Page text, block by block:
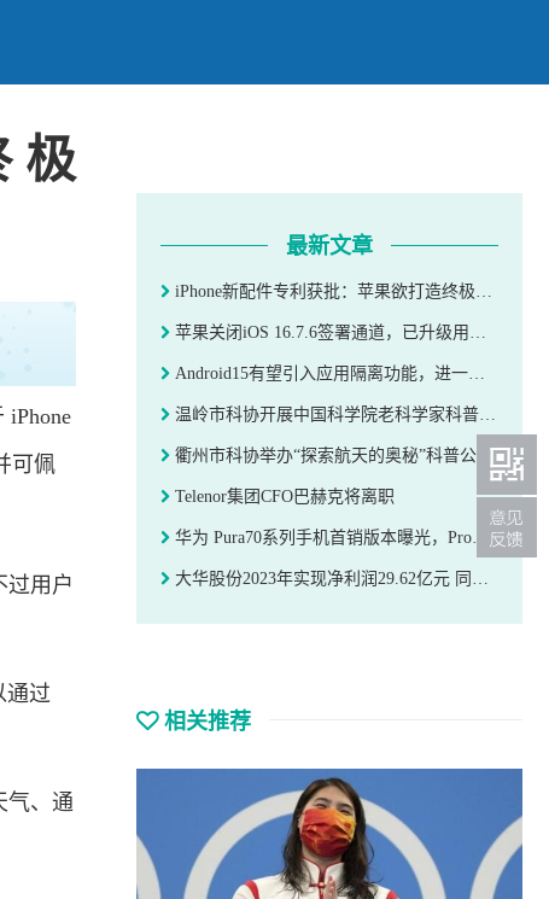
可佩
用户
通过
气、通
最新文章
iPhone新配件专利获批：苹果欲打造终极MagSafe钱包
苹果关闭iOS 16.7.6签署通道，已升级用户不再支持降级
Android15有望引入应用隔离功能，进一步提升系统安全性
温岭市科协开展中国科学院老科学家科普巡讲活动
衢州市科协举办“探索航天的奥秘”科普公益活动
Telenor集团CFO巴赫克将离职
华为 Pura70系列手机首销版本曝光，Pro机型乐臻版缺席
大华股份2023年实现净利润29.62亿元 同比增长87.39%
相关推荐